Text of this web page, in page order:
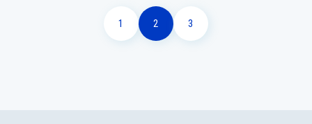
1 2 3